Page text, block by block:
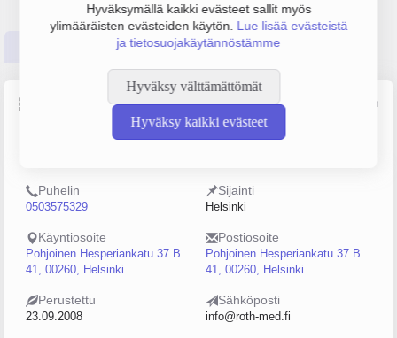
Hyväksymällä kaikki evästeet sallit myös
ylimääräisten evästeiden käytön. Lue lisää evästeistä
ja tietosuojakäytännöstämme
Hyväksy välttämättömät
Hyväksy kaikki evästeet
Tilinpäätösluvut Päättäjätiedot
Perustiedot Lähde: YTJ, PRH, Traficom
Henkilöstömäärä
Puhelin
0503575329
Sijainti
Helsinki
Käyntiosoite
Pohjoinen Hesperiankatu 37 B
41, 00260, Helsinki
Postiosoite
Pohjoinen Hesperiankatu 37 B
41, 00260, Helsinki
Perustettu
23.09.2008
Sähköposti
info@roth-med.fi